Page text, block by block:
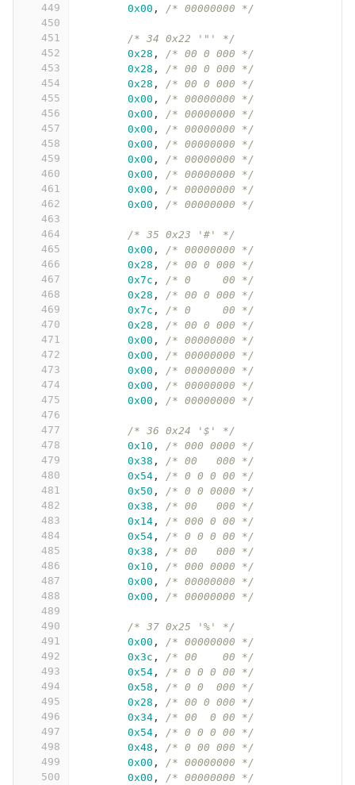
449
450
451
452
453
454
455
456
457
458
459
460
461
462
463
464
465
466
467
468
469
470
471
472
473
474
475
476
477
478
479
480
481
482
483
484
485
486
487
488
489
490
491
492
493
494
495
496
497
498
499
500
0x00 , /* 00000000 */
/* 34 0x22 '"' */
0x28 ,
/* 00 0 000 */
0x28 ,
/* 00 0 000 */
0x28 ,
/* 00 0 000 */
0x00 ,
/* 00000000 */
0x00 ,
/* 00000000 */
0x00 ,
/* 00000000 */
0x00 ,
/* 00000000 */
0x00 ,
/* 00000000 */
0x00 ,
/* 00000000 */
0x00 ,
/* 00000000 */
0x00 , /* 00000000 */
/* 35 0x23 '#' */
0x00 ,
/* 00000000 */
0x28 ,
/* 00 0 000 */
0x7c ,
/* 0     00 */
0x28 ,
/* 00 0 000 */
0x7c ,
/* 0     00 */
0x28 ,
/* 00 0 000 */
0x00 ,
/* 00000000 */
0x00 ,
/* 00000000 */
0x00 ,
/* 00000000 */
0x00 ,
/* 00000000 */
0x00 , /* 00000000 */
/* 36 0x24 '$' */
0x10 ,
/* 000 0000 */
0x38 ,
/* 00   000 */
0x54 ,
/* 0 0 0 00 */
0x50 ,
/* 0 0 0000 */
0x38 ,
/* 00   000 */
0x14 ,
/* 000 0 00 */
0x54 ,
/* 0 0 0 00 */
0x38 ,
/* 00   000 */
0x10 ,
/* 000 0000 */
0x00 ,
/* 00000000 */
0x00 , /* 00000000 */
/* 37 0x25 '%' */
0x00 ,
/* 00000000 */
0x3c ,
/* 00    00 */
0x54 ,
/* 0 0 0 00 */
0x58 ,
/* 0 0  000 */
0x28 ,
/* 00 0 000 */
0x34 ,
/* 00  0 00 */
0x54 ,
/* 0 0 0 00 */
0x48 ,
/* 0 00 000 */
0x00 ,
/* 00000000 */
0x00 ,
/* 00000000 */